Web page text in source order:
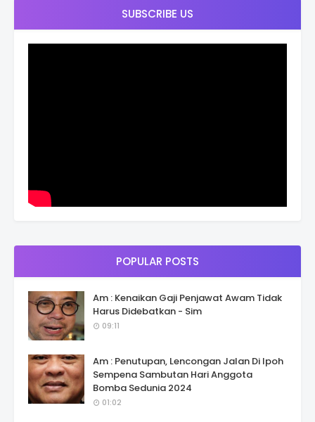
SUBSCRIBE US
POPULAR POSTS
Am : Kenaikan Gaji Penjawat Awam Tidak
Harus Didebatkan - Sim
09:11
Am : Penutupan, Lencongan Jalan Di Ipoh
Sempena Sambutan Hari Anggota
Bomba Sedunia 2024
01:02